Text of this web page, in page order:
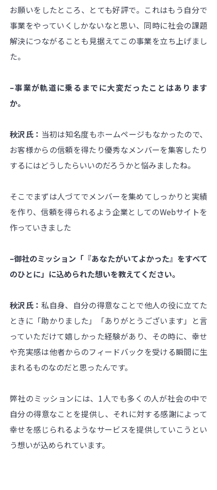
お願いをしたところ、とても好評で。これはもう自分で
事業をやっていくしかないなと思い、同時に社会の課題
解決につながることも見据えてこの事業を立ち上げまし
た。
–事業が軌道に乗るまでに大変だったことはあります
か。
秋沢氏： 当初は知名度もホームページもなかったので、
お客様からの信頼を得たり優秀なメンバーを集客したり
するにはどうしたらいいのだろうかと悩みましたね。
そこでまずは人づてでメンバーを集めてしっかりと実績
を作り、信頼を得られるよう企業としてのWebサイトを
作っていきました
–御社のミッション「『あなたがいてよかった』をすべて
のひとに」に込められた想いを教えてください。
秋沢氏：私自身、自分の得意なことで他人の役に立てた
ときに「助かりました」「ありがとうございます」と言
っていただけて嬉しかった経験があり、その時に、幸せ
や充実感は他者からのフィードバックを受ける瞬間に生
まれるものなのだと思ったんです。
弊社のミッションには、1人でも多くの人が社会の中で
自分の得意なことを提供し、それに対する感謝によって
幸せを感じられるようなサービスを提供していこうとい
う想いが込められています。